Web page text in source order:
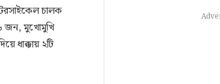
চালক
জন, মুখোমুখি
ধাক্কায় ২টি